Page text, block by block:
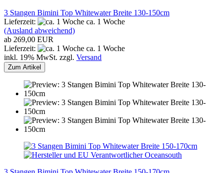
3 Stangen Bimini Top Whitewater Breite 130-150cm
Lieferzeit:
ca. 1 Woche
(Ausland abweichend)
ab 269,00 EUR
Lieferzeit:
ca. 1 Woche
inkl. 19% MwSt. zzgl. Versand
Zum Artikel